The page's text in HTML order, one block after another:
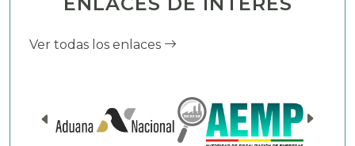
Ver todas los enlaces